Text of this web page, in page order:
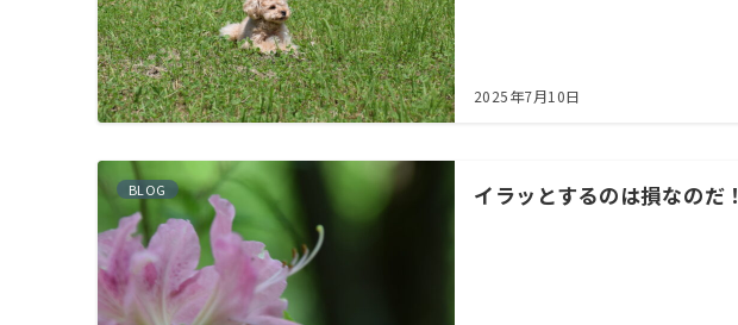
2025年7月10日
BLOG イラッとするのは損なのだ！